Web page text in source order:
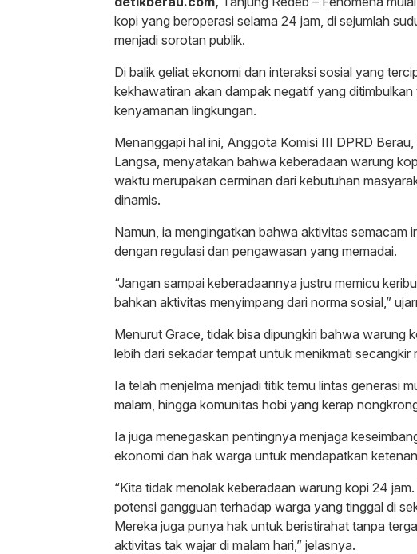
kopi yang beroperasi selama 24 jam, di sejumlah
menjadi sorotan publik.
Di balik geliat ekonomi dan interaksi sosial yang
kekhawatiran akan dampak negatif yang
kenyamanan lingkungan.
Menanggapi hal ini, Anggota Komisi III DPRD
Langsa, menyatakan bahwa keberadaan warung
waktu merupakan cerminan dari kebutuhan
dinamis.
Namun, ia mengingatkan bahwa aktivitas semacam
dengan regulasi dan pengawasan yang memadai.
“Jangan sampai keberadaannya justru memicu
bahkan aktivitas menyimpang dari norma sosial,”
Menurut Grace, tidak bisa dipungkiri bahwa warung
lebih dari sekadar tempat untuk menikmati secangkir
Ia telah menjelma menjadi titik temu lintas generasi
malam, hingga komunitas hobi yang kerap
Ia juga menegaskan pentingnya menjaga
ekonomi dan hak warga untuk mendapatkan
“Kita tidak menolak keberadaan warung kopi 24
potensi gangguan terhadap warga yang tinggal di
Mereka juga punya hak untuk beristirahat tanpa
aktivitas tak wajar di malam hari,” jelasnya.